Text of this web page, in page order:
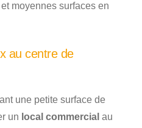
moyennes surfaces en
au centre de
une petite surface de
un local commercial au